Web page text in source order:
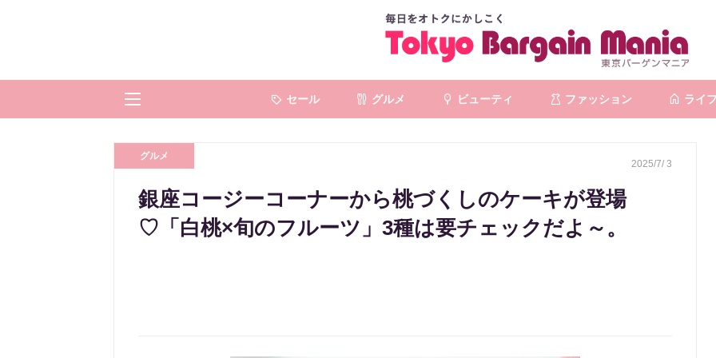
セール グルメ ビューティ ファッション ライフ
グルメ
2025/7/ 3
銀座コージーコーナーから桃づくしのケーキが登場
♡「白桃×旬のフルーツ」3種は要チェックだよ～。